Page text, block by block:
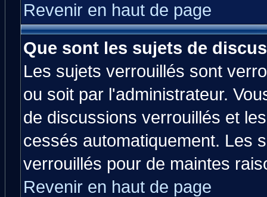
Revenir en haut de page
Que sont les sujets de
Les sujets verrouillés sont
ou soit par l'administrateur.
de discussions verrouillés et
cessés automatiquement. Les
verrouillés pour de maintes
Revenir en haut de page